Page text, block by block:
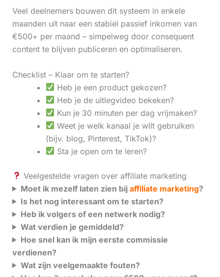
Veel deelnemers bouwen dit systeem in enkele
maanden uit naar een stabiel passief inkomen van
€500+ per maand – simpelweg door consequent
content te blijven publiceren en optimaliseren.
Checklist – Klaar om te starten?
Heb je een product gekozen?
Heb je de uitlegvideo bekeken?
Kun je 30 minuten per dag vrijmaken?
Weet je welk kanaal je wilt gebruiken
(bijv. blog, Pinterest, TikTok)?
Sta je open om te leren?
Veelgestelde vragen over affiliate marketing
Moet ik mezelf laten zien bij affiliate marketing?
Is het nog interessant om te starten?
Heb ik volgers of een netwerk nodig?
Wat verdien je gemiddeld?
Hoe snel kan ik mijn eerste commissie
verdienen?
Wat zijn veelgemaakte fouten?